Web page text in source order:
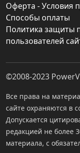
Оферта - Условия
Способы оплаты
Политика защиты
пользователей
©2008-2023
Все права на
сайте охраняются в
Допускается
редакцией не более
материала, с